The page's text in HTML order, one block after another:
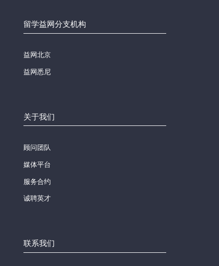
留学益网分支机构
益网北京
益网悉尼
关于我们
顾问团队
媒体平台
服务合约
诚聘英才
联系我们